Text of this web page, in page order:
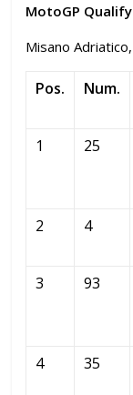
MotoGP
Misano
Pos. Num.
1 25
2 4
3 93
4 35